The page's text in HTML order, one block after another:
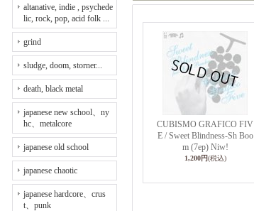
altanative, indie , psychede
lic, rock, pop, acid folk ...
grind
sludge, doom, storner...
death, black metal
japanese new school、ny
hc、metalcore
japanese old school
japanese chaotic
japanese hardcore、crus
t、punk
CUBISMO GRAFICO FIV
E / Sweet Blindness-Sh Boo
m (7ep) Niw!
1,200円(税込)